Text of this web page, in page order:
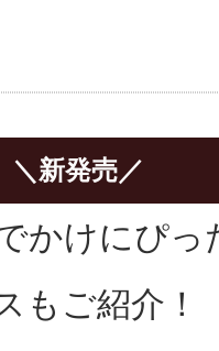
＼新発売／
かけにぴっ
もご紹介！